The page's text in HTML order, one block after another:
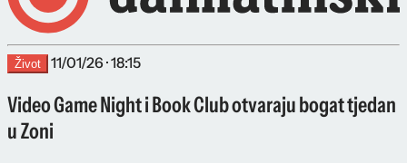
Život 11/01/26 · 18:15
Video Game Night i Book Club otvaraju bogat tjedan
u Zoni